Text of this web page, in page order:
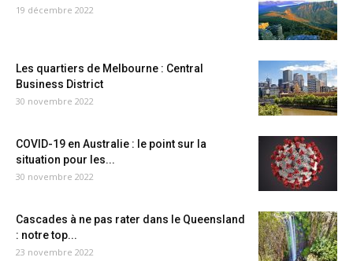
19 décembre 2022
Les quartiers de Melbourne : Central
Business District
30 novembre 2022
COVID-19 en Australie : le point sur la
situation pour les...
30 novembre 2022
Cascades à ne pas rater dans le Queensland
: notre top...
23 novembre 2022